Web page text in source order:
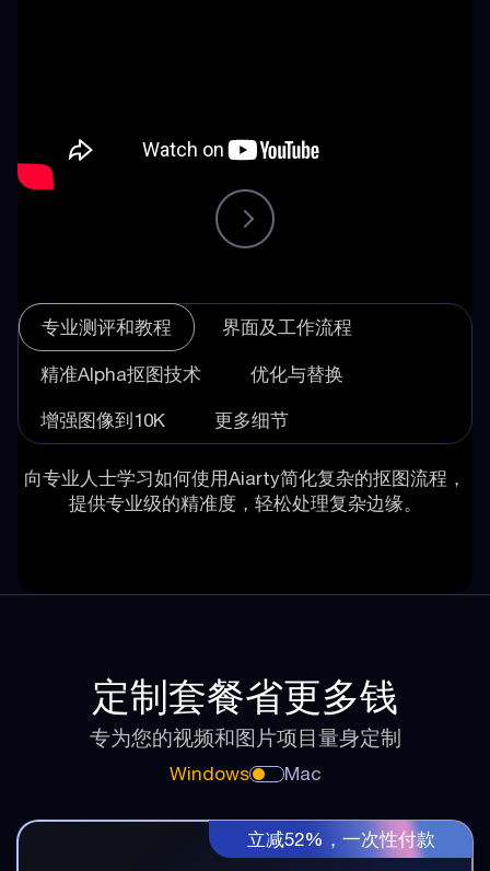
专业测评和教程 界面及工作流程
精准Alpha抠图技术 优化与替换
增强图像到10K 更多细节
向专业人士学习如何使用Aiarty简化复杂的抠图流程，
提供专业级的精准度，轻松处理复杂边缘。
定制套餐省更多钱
专为您的视频和图片项目量身定制
Windows Mac
立减52%，一次性付款